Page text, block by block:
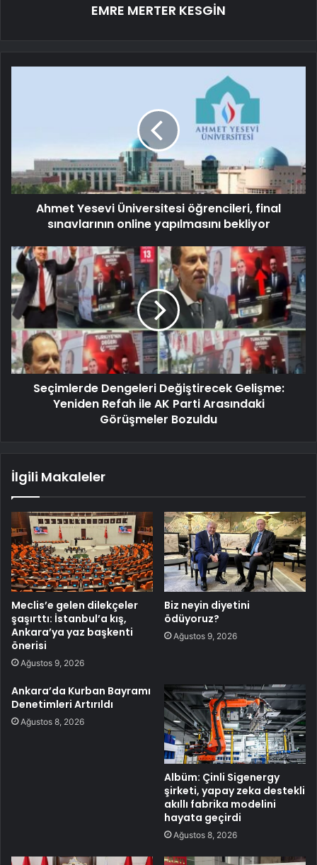
EMRE MERTER KESGİN
Ahmet Yesevi Üniversitesi öğrencileri, final
sınavlarının online yapılmasını bekliyor
Seçimlerde Dengeleri Değiştirecek Gelişme:
Yeniden Refah ile AK Parti Arasındaki
Görüşmeler Bozuldu
İlgili Makaleler
Meclis’e gelen dilekçeler
şaşırttı: İstanbul’a kış,
Ankara’ya yaz başkenti
önerisi
Ağustos 9, 2026
Biz neyin diyetini
ödüyoruz?
Ağustos 9, 2026
Ankara’da Kurban Bayramı
Denetimleri Artırıldı
Ağustos 8, 2026
Albüm: Çinli Sigenergy
şirketi, yapay zeka destekli
akıllı fabrika modelini
hayata geçirdi
Ağustos 8, 2026